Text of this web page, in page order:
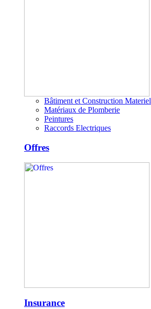
Bâtiment et Construction Materiel
Matériaux de Plomberie
Peintures
Raccords Electriques
Offres
Insurance